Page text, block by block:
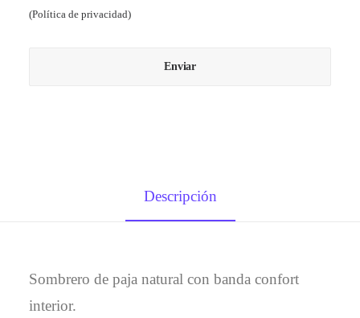
(Política de privacidad)
Descripción
Sombrero de paja natural con banda confort
interior.